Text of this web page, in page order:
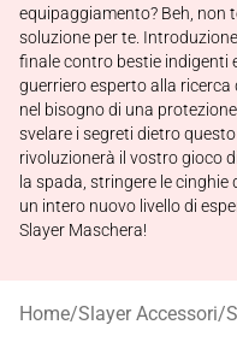
equipaggiamento? Beh, non
soluzione per te.
finale contro bestie indigenti
guerriero esperto alla
nel bisogno di una
svelare i segreti dietro
rivoluzionerà il vostro gioco
la spada, stringere le
un intero nuovo livello di
Slayer Maschera!
Home/Slayer Accessori/